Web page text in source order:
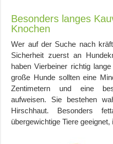
Besonders langes
Knochen
Wer auf der Suche nach
Sicherheit zuerst an
haben Vierbeiner richtig
große Hunde sollten eine
Zentimetern und eine
aufweisen. Sie bestehen
Hirschhaut. Besonders
übergewichtige Tiere geeignet,